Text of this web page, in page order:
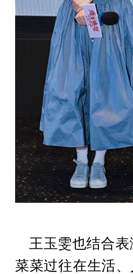
王玉雯也结合
菜菜过往在生活